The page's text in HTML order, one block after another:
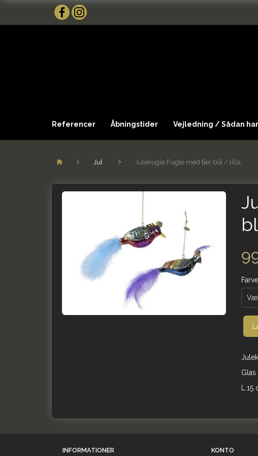
Referencer Åbningstider Vejledning / Sådan
Jul Julekugle Fugle med fjer blå / lilla
Glas
L.15
INFORMATIONER KONTO